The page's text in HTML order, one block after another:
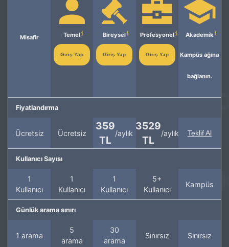
Misafir Temel
Giriş Yap
Bireysel
Giriş Yap
Profesyonel
Giriş Yap
Akademik
Kampüs ağına
bağlanın.
Fiyatlandırma
Ücretsiz Ücretsiz
359
TL
/aylık
3529
TL
/aylık Teklif Al
Kullanıcı Sayısı
1
Kullanıcı
1
Kullanıcı
1
Kullanıcı
5+
Kullanıcı
Kampüs
Günlük arama sınırı
1 arama
5
arama
30
arama
Sınırsız Sınırsız